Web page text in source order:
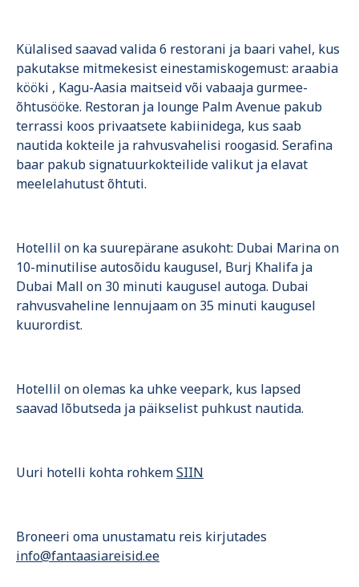
Külalised saavad valida 6 restorani ja baari vahel, kus
pakutakse mitmekesist einestamiskogemust: araabia
kööki , Kagu-Aasia maitseid või vabaaja gurmee-
õhtusööke. Restoran ja lounge Palm Avenue pakub
terrassi koos privaatsete kabiinidega, kus saab
nautida kokteile ja rahvusvahelisi roogasid. Serafina
baar pakub signatuurkokteilide valikut ja elavat
meelelahutust õhtuti.
Hotellil on ka suurepärane asukoht: Dubai Marina on
10-minutilise autosõidu kaugusel, Burj Khalifa ja
Dubai Mall on 30 minuti kaugusel autoga. Dubai
rahvusvaheline lennujaam on 35 minuti kaugusel
kuurordist.
Hotellil on olemas ka uhke veepark, kus lapsed
saavad lõbutseda ja päikselist puhkust nautida.
Uuri hotelli kohta rohkemSIIN
Broneeri oma unustamatu reis kirjutades
info@fantaasiareisid.ee